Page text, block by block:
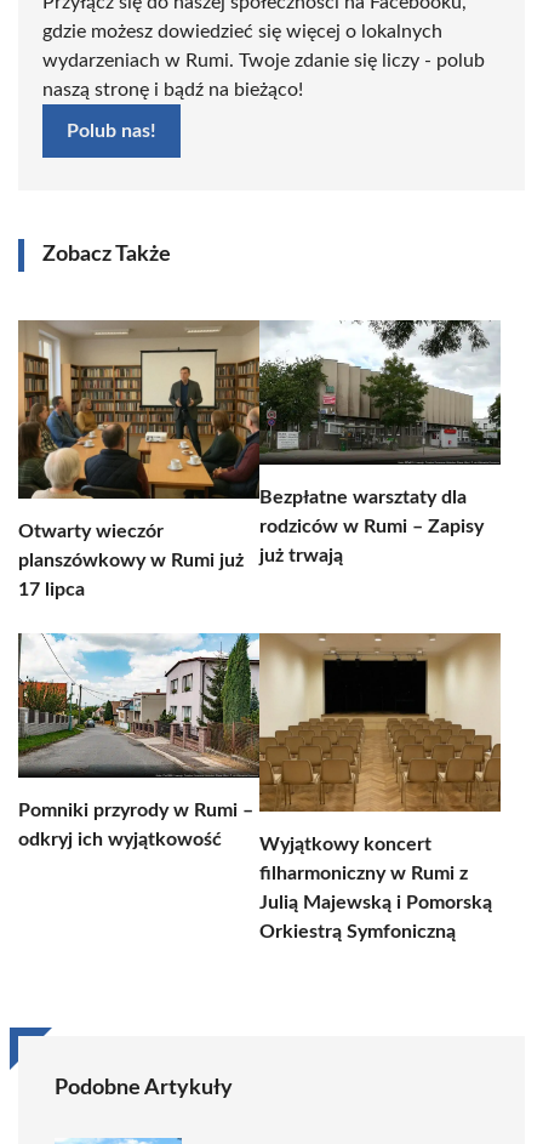
gdzie możesz dowiedzieć się więcej o lokalnych
wydarzeniach w Rumi. Twoje zdanie się liczy - polub
naszą stronę i bądź na bieżąco!
Polub nas!
Zobacz Także
Otwarty wieczór
planszówkowy w Rumi już
17 lipca
Bezpłatne warsztaty dla
rodziców w Rumi – Zapisy
już trwają
Pomniki przyrody w Rumi –
odkryj ich wyjątkowość
Wyjątkowy koncert
filharmoniczny w Rumi z
Julią Majewską i Pomorską
Orkiestrą Symfoniczną
Podobne Artykuły